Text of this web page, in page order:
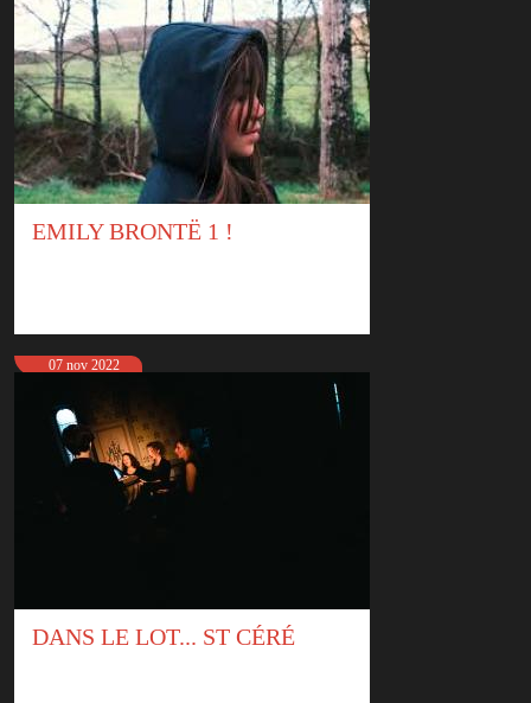
EMILY BRONTË 1 !
07 nov 2022
DANS LE LOT... ST CÉRÉ